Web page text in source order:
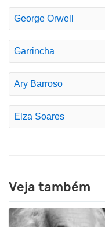
George Orwell
Garrincha
Ary Barroso
Elza Soares
Veja também